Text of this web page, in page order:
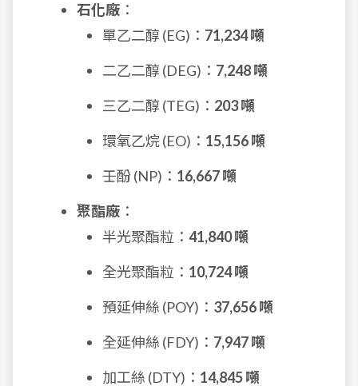
石化廠 ：
單乙二醇 (EG)： 71,234 噸
二乙二醇 (DEG)： 7,248 噸
三乙二醇 (TEG)： 203 噸
環氧乙烷 (EO)： 15,156 噸
壬酚 (NP)： 16,667 噸
聚酯廠 ：
半光聚酯粒： 41,840 噸
全光聚酯粒： 10,724 噸
預延伸絲 (POY)： 37,656 噸
全延伸絲 (FDY)： 7,947 噸
加工絲 (DTY)： 14,845 噸